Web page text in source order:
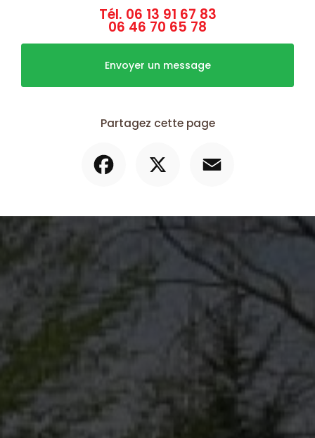
Tél. 06 13 91 67 83
06 46 70 65 78
Envoyer un message
Partagez cette page